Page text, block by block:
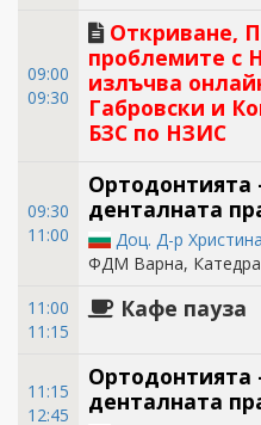
09:00
09:30
Откриване,
проблемите с
излъчва
Габровски и
БЗС по НЗИС
09:30
11:00
Ортодонтията
денталната
Доц. Д-р
ФДМ Варна,
11:00
11:15
Кафе пауза
11:15
12:45
Ортодонтията
денталната